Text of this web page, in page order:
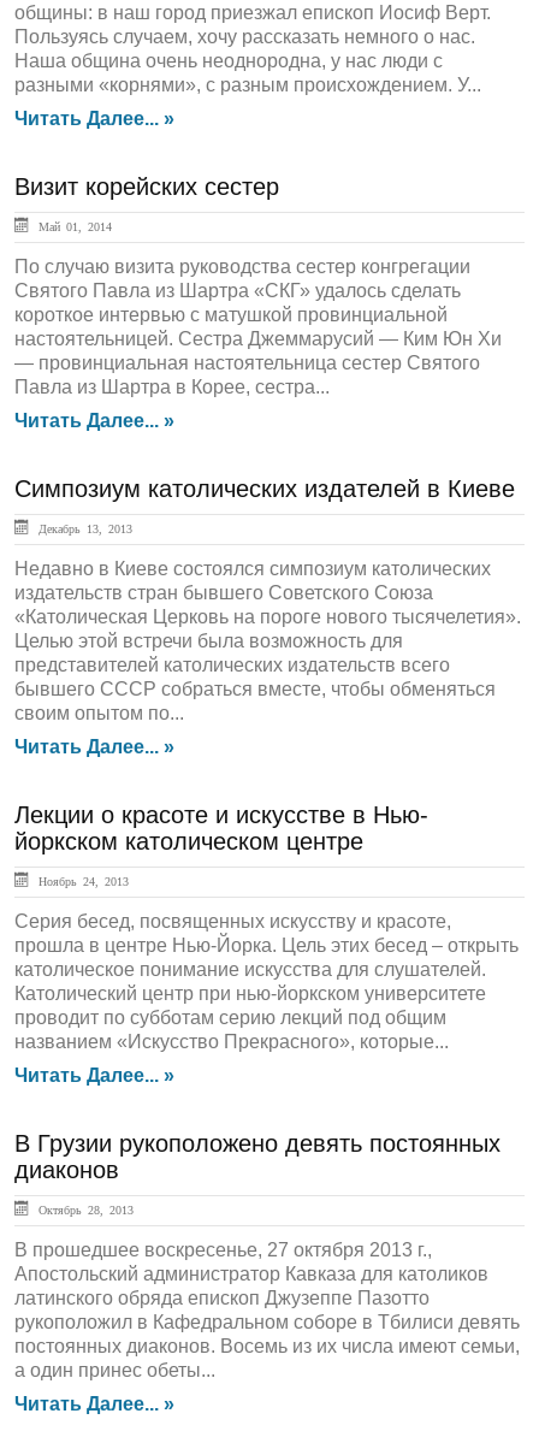
общины: в наш город приезжал епископ Иосиф Верт.
Пользуясь случаем, хочу рассказать немного о нас.
Наша община очень неоднородна, у нас люди с
разными «корнями», с разным происхождением. У...
Читать Далее... »
Визит корейских сестер
Май 01, 2014
По случаю визита руководства сестер конгрегации
Святого Павла из Шартра «СКГ» удалось сделать
короткое интервью с матушкой провинциальной
настоятельницей. Сестра Джеммарусий — Ким Юн Хи
— провинциальная настоятельница сестер Святого
Павла из Шартра в Корее, сестра...
Читать Далее... »
Симпозиум католических издателей в Киеве
Декабрь 13, 2013
Недавно в Киеве состоялся симпозиум католических
издательств стран бывшего Советского Союза
«Католическая Церковь на пороге нового тысячелетия».
Целью этой встречи была возможность для
представителей католических издательств всего
бывшего СССР собраться вместе, чтобы обменяться
своим опытом по...
Читать Далее... »
Лекции о красоте и искусстве в Нью-
йоркском католическом центре
Ноябрь 24, 2013
Серия бесед, посвященных искусству и красоте,
прошла в центре Нью-Йорка. Цель этих бесед – открыть
католическое понимание искусства для слушателей.
Католический центр при нью-йоркском университете
проводит по субботам серию лекций под общим
названием «Искусство Прекрасного», которые...
Читать Далее... »
В Грузии рукоположено девять постоянных
диаконов
Октябрь 28, 2013
В прошедшее воскресенье, 27 октября 2013 г.,
Апостольский администратор Кавказа для католиков
латинского обряда епископ Джузеппе Пазотто
рукоположил в Кафедральном соборе в Тбилиси девять
постоянных диаконов. Восемь из их числа имеют семьи,
а один принес обеты...
Читать Далее... »